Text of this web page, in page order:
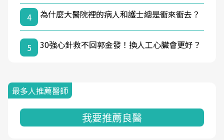
4
為什麼大醫院裡的病人和護士總是衝來衝去？
5 30強心針救不回郭金發！換人工心臟會更好？
最多人推薦醫師
我要推薦良醫